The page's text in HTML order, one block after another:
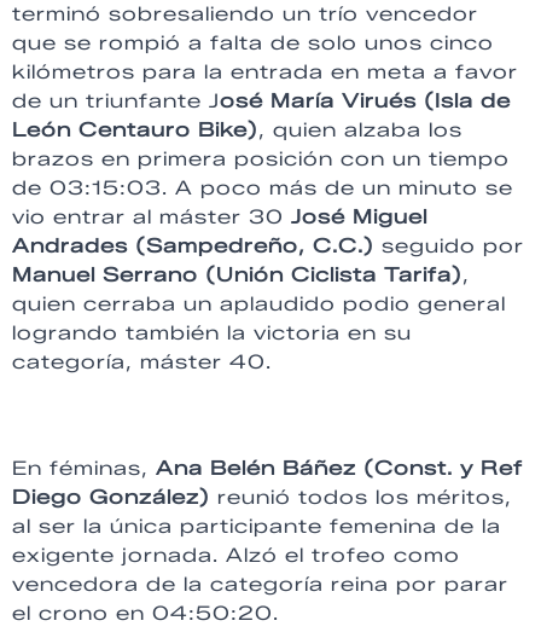
terminó sobresaliendo un trío vencedor
que se rompió a falta de solo unos cinco
kilómetros para la entrada en meta a favor
de un triunfante José María Virués (Isla de
León Centauro Bike), quien alzaba los
brazos en primera posición con un tiempo
de 03:15:03. A poco más de un minuto se
vio entrar al máster 30 José Miguel
Andrades (Sampedreño, C.C.) seguido por
Manuel Serrano (Unión Ciclista Tarifa),
quien cerraba un aplaudido podio general
logrando también la victoria en su
categoría, máster 40.
En féminas, Ana Belén Báñez (Const. y Ref
Diego González) reunió todos los méritos,
al ser la única participante femenina de la
exigente jornada. Alzó el trofeo como
vencedora de la categoría reina por parar
el crono en 04:50:20.